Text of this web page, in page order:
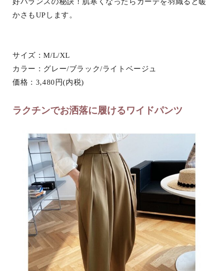
かさもUPします。
サイズ：M/L/XL
カラー：グレー/ブラック/ライトベージュ
価格：3,480円(内税)
ラクチンでお洒落に履けるワイドパンツ